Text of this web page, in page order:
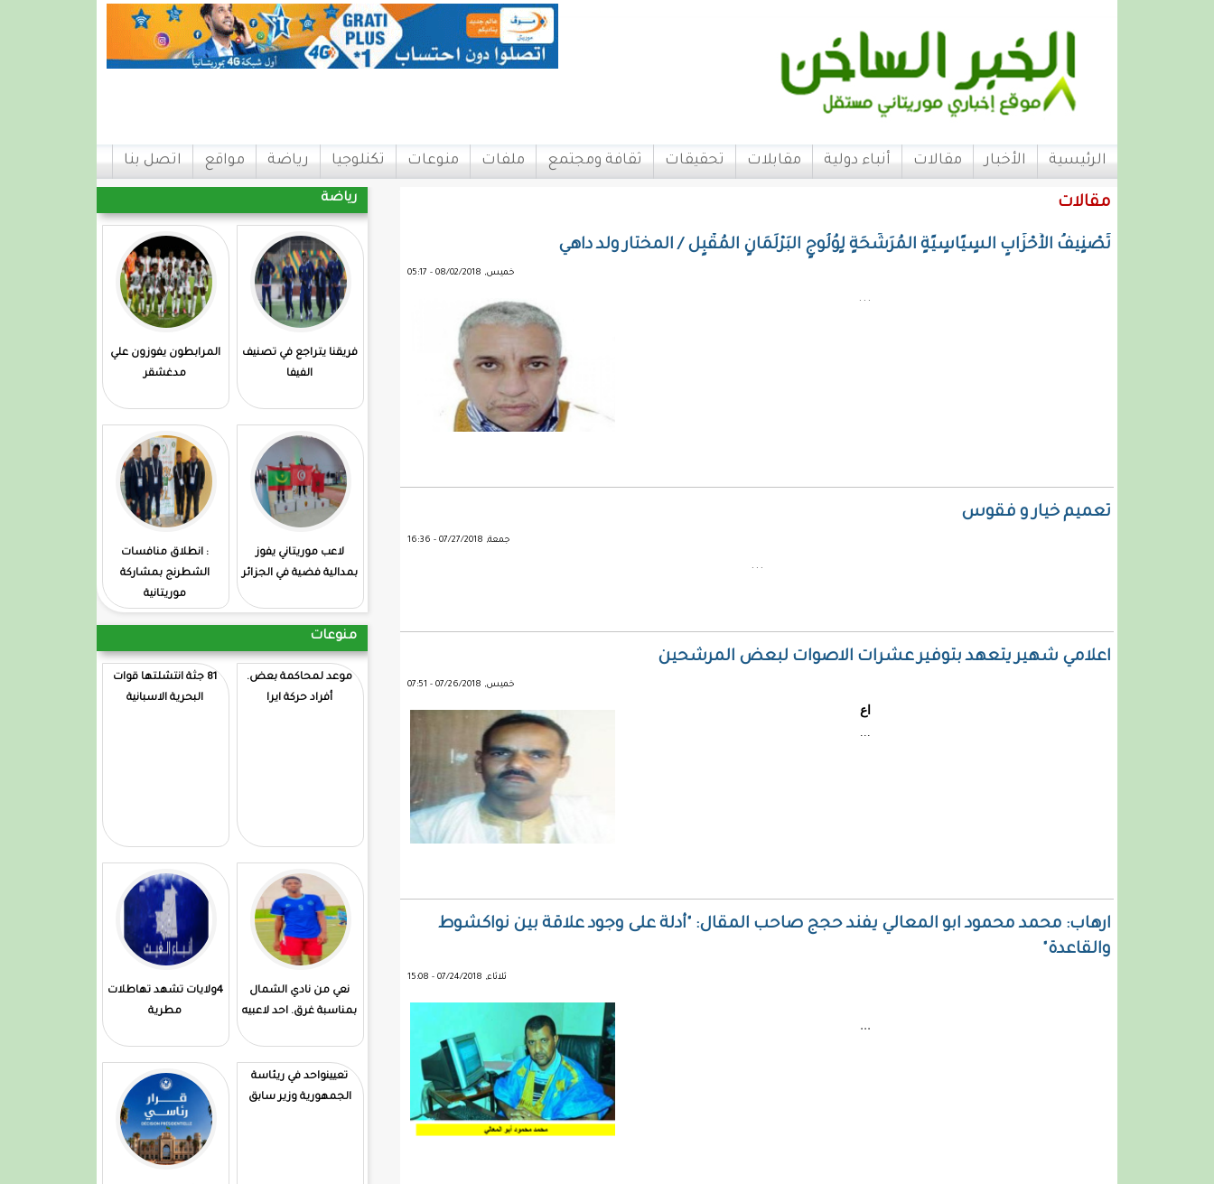
الرئيسية الأخبار مقالات أنباء دولية مقابلات تحقيقات ثقافة ومجتمع ملفات منوعات تكنلوجيا رياضة مواقع اتصل بنا
رياضة
فريقنا يتراجع في تصنيف
الفيفا
المرابطون يفوزون علي
مدغشقر
لاعب موريتاني يفوز
بمدالية فضية في الجزائر
: انطلاق منافسات
الشطرنج بمشاركة
موريتانية
منوعات
موعد لمحاكمة بعض.
أفراد حركة ايرا
81 جثة انتشلتها قوات
البحرية الاسبانية
نعي من نادي الشمال
بمناسبة غرق. احد لاعبيه
4ولايات تشهد تهاطلات
مطرية
تعيينواحد في ريئاسة
الجمهورية وزير سابق
مقالات
تَصْنٍيفُ الأَحْزَابٍ السٍيًاسٍيًةٍ المُرَشًحَةٍ لٍوُلُوجٍ البَرْلَمَانٍ المُقْبٍل / المختار ولد داهي
خميس, 08/02/2018 - 05:17
...
تعميم خيار و فقوس
جمعة, 07/27/2018 - 16:36
...
اعلامي شهير يتعهد بتوفير عشرات الاصوات لبعض المرشحين
خميس, 07/26/2018 - 07:51
اع
...
ارهاب: محمد محمود ابو المعالي يفند حجج صاحب المقال: "أدلة على وجود علاقة بين نواكشوط
والقاعدة"
ثلاثاء, 07/24/2018 - 15:08
...